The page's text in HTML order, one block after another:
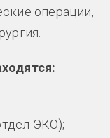
операции,
ЭКО);